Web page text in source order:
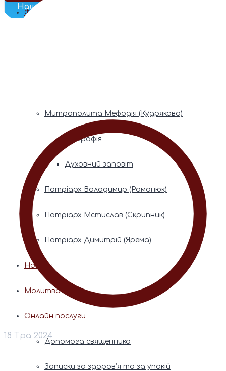
Наш Телеграм
Фонди пам’яті
Митрополита Мефодія (Кудрякова)
Біографія
Духовний заповіт
Патріарх Володимир (Романюк)
Патріарх Мстислав (Скрипник)
Патріарх Димитрій (Ярема)
Новини
Молитва
Онлайн послуги
Допомога священника
Записки за здоров’я та за упокій
18 Тра 2024